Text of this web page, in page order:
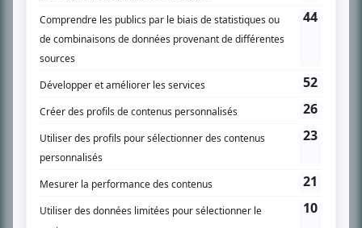
Accueil
Liste des oeuvres
Liste des comédiens
Recherche avancée
À propos
Nous contacter
Termes et conditions
Politique de confidentialité